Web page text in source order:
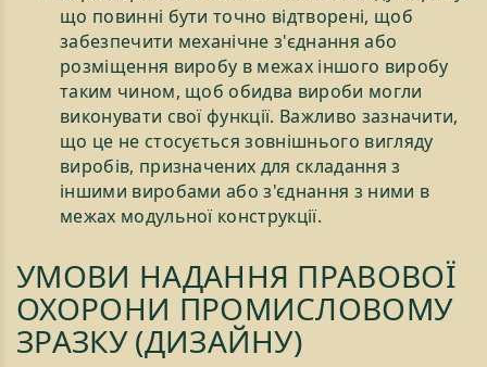
що повинні бути точно відтворені, щоб
забезпечити механічне з'єднання або
розміщення виробу в межах іншого виробу
таким чином, щоб обидва вироби могли
виконувати свої функції. Важливо зазначити,
що це не стосується зовнішнього вигляду
виробів, призначених для складання з
іншими виробами або з'єднання з ними в
межах модульної конструкції.
УМОВИ НАДАННЯ ПРАВОВОЇ
ОХОРОНИ ПРОМИСЛОВОМУ
ЗРАЗКУ (ДИЗАЙНУ)